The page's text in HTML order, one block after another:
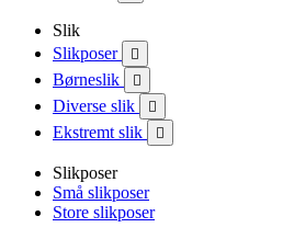
Slik
Slikposer

Børneslik 
Diverse slik 
Ekstremt slik 
Slikposer
Små slikposer
Store slikposer